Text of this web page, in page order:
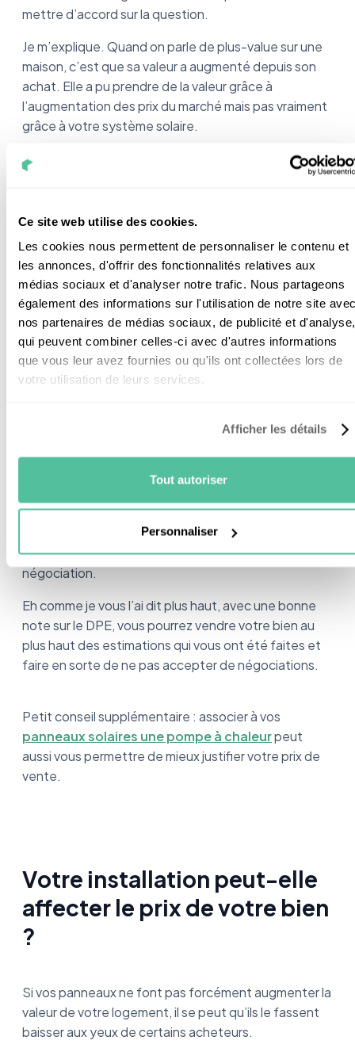
Ce site web utilise des cookies.
Les cookies nous permettent de personnaliser le contenu et
les annonces, d'offrir des fonctionnalités relatives aux
médias sociaux et d'analyser notre trafic. Nous partageons
également des informations sur l'utilisation de notre site
nos partenaires de médias sociaux, de publicité et d'analyse,
qui peuvent combiner celles-ci avec d'autres informations
que vous leur avez fournies ou qu'ils ont collectées lors de
votre utilisation de leurs services.
Afficher les détails
Tout autoriser
Personnaliser
mettre d’accord sur la question.
Je m’explique. Quand on parle de plus-value sur une
maison, c’est que sa valeur a augmenté depuis son
achat. Elle a pu prendre de la valeur grâce à
l’augmentation des prix du marché mais pas vraiment
grâce à votre système solaire.
Une installation solaire ne permet pas de vendre un
que cela ne faisaitpas augmenter l’estimation
Pourquoi ? Car pour beaucoup de potentiels
acheteurs les panneaux peuvent être un point
négatif. Certains pensent qu’ils coûtent cher à
l’entretien ou que cela fragilise la toiture. La
méconnaissance des gens face à l’énergie solaire
peut les rendreréticents.
cher leur maison juste pour bénéficier de l’énergie
Là où c’est intéressant pour vous, c’est sur la
négocient le prix de6%.Or, en appuyant sur les
avantages de votre installation, vous pouvez
facilement justifier de ne pas accepter de
négociation.
Eh comme je vous l’ai dit plus haut, avec une bonne
note sur le DPE, vous pourrez vendre votre bien au
plus haut des estimations qui vous ont été faites et
faire en sorte de ne pas accepter de négociations.
Petit conseil supplémentaire : associer à vos
panneaux solaires une pompe à chaleurpeut
aussi vous permettre de mieux justifier votre prix de
vente.
Votre installation peut-elle
affecter le prix de votre bien
?
Si vos panneaux ne font pas forcément augmenter la
valeur de votre logement, il se peut qu’ils le fassent
baisser aux yeux de certains acheteurs.